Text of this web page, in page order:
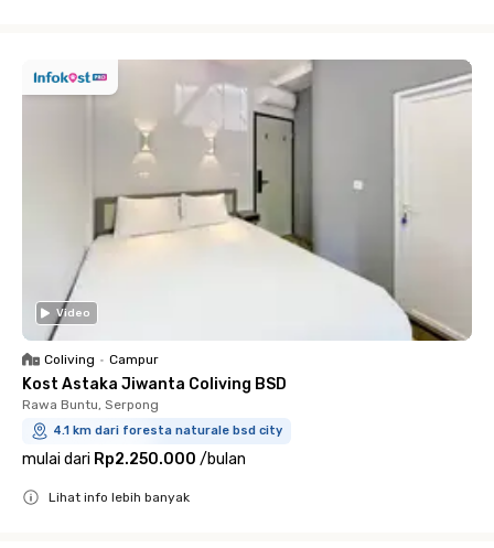
Video
Coliving • Campur
Kost Astaka Jiwanta Coliving BSD
Rawa Buntu, Serpong
4.1 km dari foresta naturale bsd city
mulai dari Rp2.250.000 /bulan
Lihat info lebih banyak